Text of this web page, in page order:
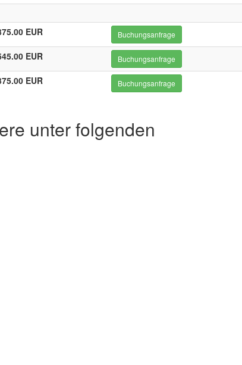
EUR Buchungsanfrage
EUR Buchungsanfrage
EUR Buchungsanfrage
unter folgenden